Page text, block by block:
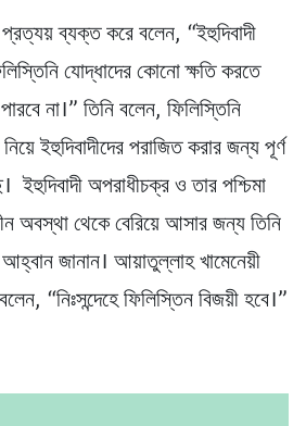
প্রত্যয় ব্যক্ত করে বলেন, “ইহুদিবাদী
যোদ্ধাদের কোনো ক্ষতি করতে
না।” তিনি বলেন, ফিলিস্তিনি
ইহুদিবাদীদের পরাজিত করার জন্য পূর্ণ
অপরাধীচক্র ও তার পশ্চিমা
অবস্থা থেকে বেরিয়ে আসার জন্য তিনি
জানান। আয়াতুল্লাহ খামেনেয়ী
“নিঃসন্দেহে ফিলিস্তিন বিজয়ী হবে।”